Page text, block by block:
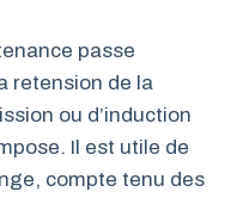
passe
retension de la
ou d’induction
Il est utile de
compte tenu des